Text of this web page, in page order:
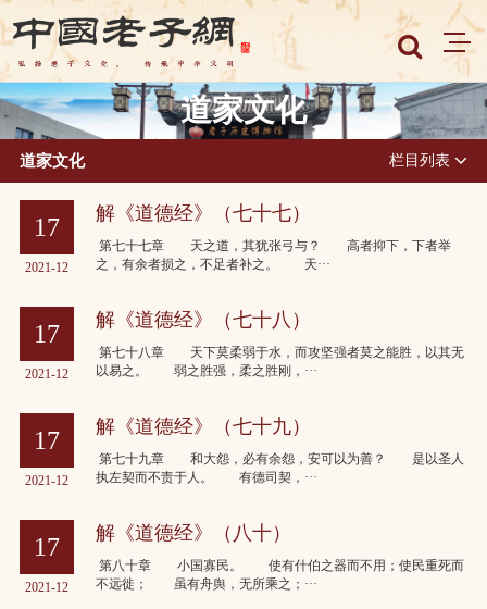
道家文化
道家文化 栏目列表
17
2021-12
解《道德经》（七十七）
第七十七章 天之道，其犹张弓与？ 高者抑下，下者举
之，有余者损之，不足者补之。 天···
17
2021-12
解《道德经》（七十八）
第七十八章 天下莫柔弱于水，而攻坚强者莫之能胜，以其无
以易之。 弱之胜强，柔之胜刚，···
17
2021-12
解《道德经》（七十九）
第七十九章 和大怨，必有余怨，安可以为善？ 是以圣人
执左契而不责于人。 有德司契，···
17
2021-12
解《道德经》（八十）
第八十章 小国寡民。 使有什伯之器而不用；使民重死而
不远徙； 虽有舟舆，无所乘之；···